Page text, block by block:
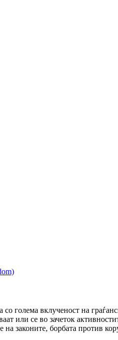
голема вклученост на
или се во зачеток
законите, борбата против